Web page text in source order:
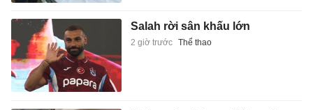
Salah rời sân khấu lớn
2 giờ trước Thể thao